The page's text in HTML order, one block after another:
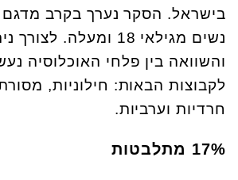
נשים מגילאי 18 ומעלה.
והשוואה בין פלחי האוכלוסיה
לקבוצות הבאות: חילוניות,
חרדיות וערביות.
17% מתלבטות